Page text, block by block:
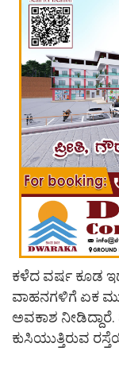
ಕಳೆದ ವರ್ಷ ಕೂಡ
ವಾಹನಗಳಿಗೆ ಏಕ
ಅವಕಾಶ
ಕುಸಿಯುತ್ತಿರುವ